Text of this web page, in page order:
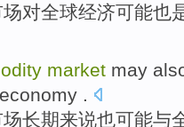
对全球经济可能也
market may
economy .
长期来说也可能与